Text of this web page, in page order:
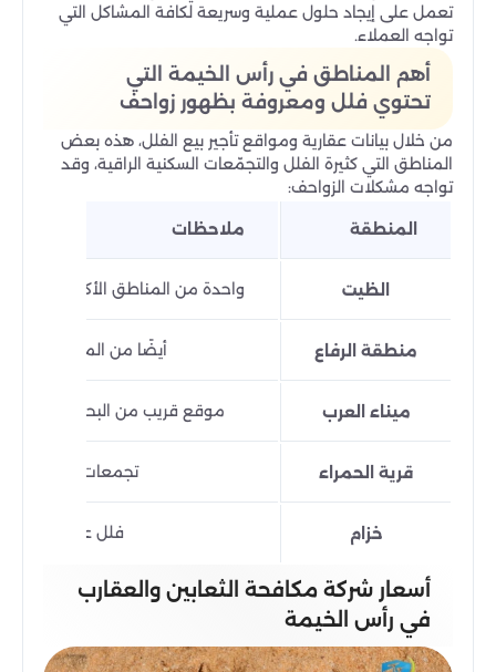
تعمل على إيجاد حلول عملية وسريعة لكافة المشاكل التي
تواجه العملاء.
أهم المناطق في رأس الخيمة التي
تحتوي فلل ومعروفة بظهور زواحف
من خلال بيانات عقارية ومواقع تأجير بيع الفلل، هذه بعض
المناطق التي كثيرة الفلل والتجمّعات السكنية الراقية، وقد
تواجه مشكلات الزواحف:
المنطقة ملاحظات
الظيت واحدة من المناطق الأكثر طلبًا
منطقة الرفاع أيضًا من المناطق
ميناء العرب موقع قريب من البحر، وجود
قرية الحمراء تجمعات فلل، حدائق
خزام فلل عدة،
أسعار شركة مكافحة الثعابين والعقارب
في رأس الخيمة